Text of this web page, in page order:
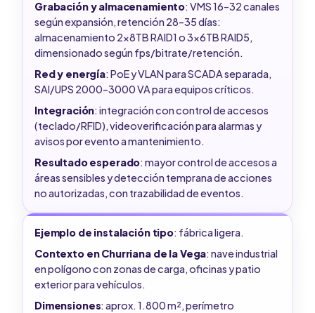
Grabación y almacenamiento: VMS 16–32 canales
según expansión, retención 28–35 días:
almacenamiento 2x8TB RAID1 o 3x6TB RAID5,
dimensionado según fps/bitrate/retención.
Red y energía: PoE y VLAN para SCADA separada,
SAI/UPS 2000–3000 VA para equipos críticos.
Integración: integración con control de accesos
(teclado/RFID), videoverificación para alarmas y
avisos por evento a mantenimiento.
Resultado esperado: mayor control de accesos a
áreas sensibles y detección temprana de acciones
no autorizadas, con trazabilidad de eventos.
Ejemplo de instalación tipo: fábrica ligera.
Contexto en Churriana de la Vega: nave industrial
en polígono con zonas de carga, oficinas y patio
exterior para vehículos.
Dimensiones: aprox. 1.800 m², perímetro